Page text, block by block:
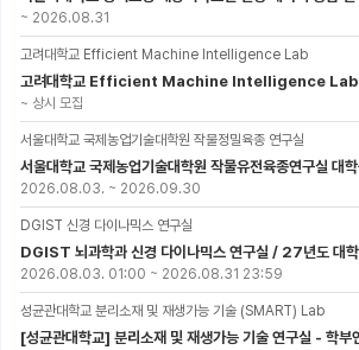
~ 2026.08.31
고려대학교 Efficient Machine Intelligence Lab
고려대학교 Efficient Machine Intelligence Lab
~ 상시 모집
서울대학교 국제농업기술대학원 작물정밀육종 연구실
서울대학교 국제농업기술대학원 작물유전육종연구실 대
2026.08.03. ~ 2026.09.30
DGIST 신경 다이나믹스 연구실
DGIST 뇌과학과 신경 다이나믹스 연구실 / 27년도 대학
2026.08.03. 01:00 ~ 2026.08.31 23:59
성균관대학교 분리소재 및 재생가능 기술 (SMART) Lab